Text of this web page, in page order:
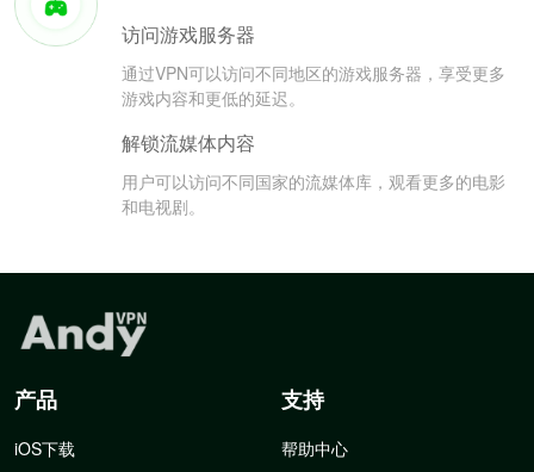
访问游戏服务器
通过VPN可以访问不同地区的游戏服务器，享受更多
游戏内容和更低的延迟。
解锁流媒体内容
用户可以访问不同国家的流媒体库，观看更多的电影
和电视剧。
产品
iOS下载
支持
帮助中心